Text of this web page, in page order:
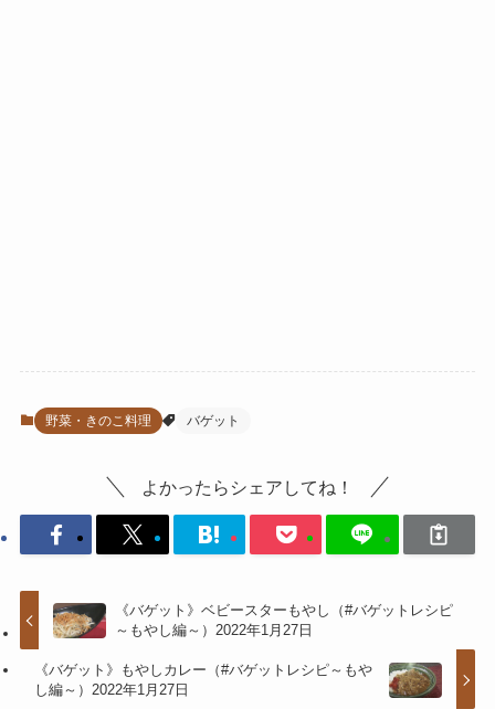
野菜・きのこ料理 バゲット
よかったらシェアしてね！
《バゲット》ベビースターもやし（#バゲットレシピ
～もやし編～）2022年1月27日
《バゲット》もやしカレー（#バゲットレシピ～もや
し編～）2022年1月27日